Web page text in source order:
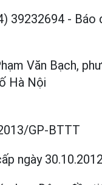
39232694 - Báo
Văn Bạch,
Hà Nội
GP-BTTT
ngày 30.10.2012